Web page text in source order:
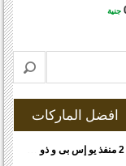
جنية
افضل الماركات